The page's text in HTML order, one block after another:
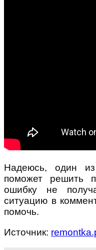
Надеюсь, один
поможет решить
ошибку не
ситуацию в
помочь.
Источник: